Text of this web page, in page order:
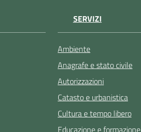
SERVIZI
Ambiente
Anagrafe e stato civile
Autorizzazioni
Catasto e urbanistica
Cultura e tempo libero